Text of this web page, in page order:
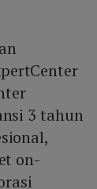
3 tahun
on-